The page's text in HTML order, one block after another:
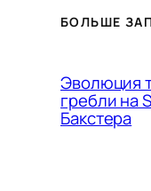
БОЛЬШЕ
Эволюция
гребли на
Бакстера